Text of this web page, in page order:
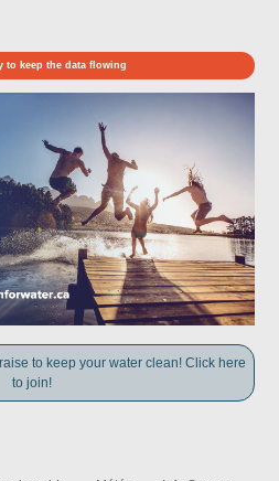
to keep the data flowing
to keep your water clean! Click here
to join!